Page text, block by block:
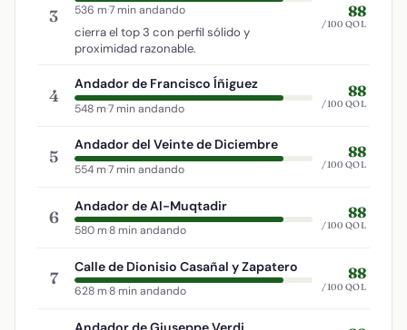
3 536 m·7 min andando
cierra el top 3 con perfil sólido y
proximidad razonable.
88
/100 QOL
4
Andador de Francisco Íñiguez
548 m·7 min andando
88
/100 QOL
5
Andador del Veinte de Diciembre
554 m·7 min andando
88
/100 QOL
6
Andador de Al-Muqtadir
580 m·8 min andando
88
/100 QOL
7
Calle de Dionisio Casañal y Zapatero
628 m·8 min andando
88
/100 QOL